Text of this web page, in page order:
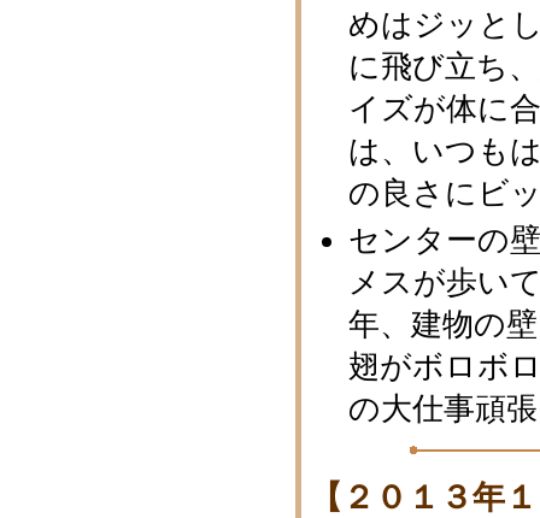
めはジッと
に飛び立ち
イズが体に
は、いつも
の良さにビ
センターの
メスが歩い
年、建物の
翅がボロボ
の大仕事頑
【２０１３年